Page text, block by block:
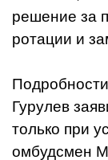
решение за
ротации и
Гурулев
только при
омбудсмен